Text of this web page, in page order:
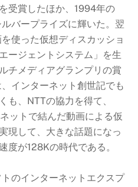
受賞したほか、1994年の
バープライズに輝いた。翌
使った仮想ディスカッショ
ージェントシステム」を生
チメディアグランプリの賞
インターネット創世記でも
も、NTTの協力を得て、
ットで結んだ動画による仮
現して、大きな話題になっ
度が128Kの時代である。
のインターネットエクスプ